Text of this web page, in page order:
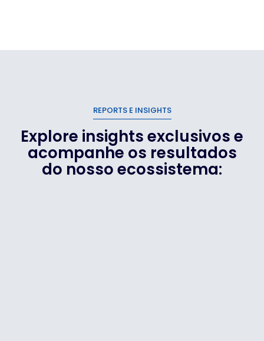
REPORTS E INSIGHTS
Explore insights exclusivos e
acompanhe os resultados
do nosso ecossistema: